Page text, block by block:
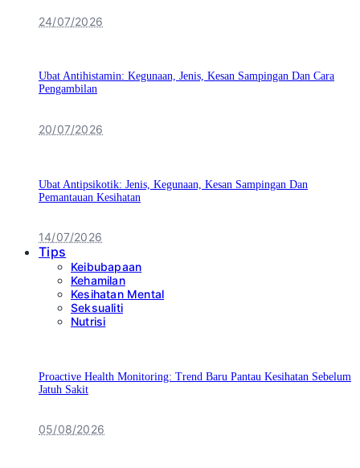
24/07/2026
Ubat Antihistamin: Kegunaan, Jenis, Kesan Sampingan Dan Cara
Pengambilan
20/07/2026
Ubat Antipsikotik: Jenis, Kegunaan, Kesan Sampingan Dan
Pemantauan Kesihatan
14/07/2026
Tips
Keibubapaan
Kehamilan
Kesihatan Mental
Seksualiti
Nutrisi
Proactive Health Monitoring: Trend Baru Pantau Kesihatan Sebelum
Jatuh Sakit
05/08/2026